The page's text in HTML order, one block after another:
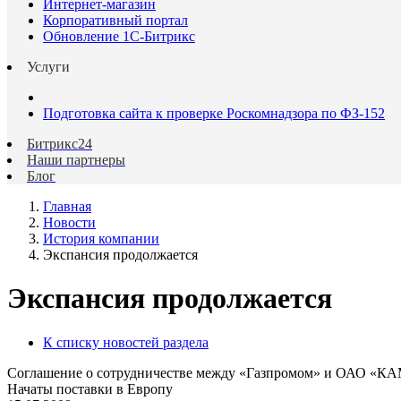
Интернет-магазин
Корпоративный портал
Обновление 1С-Битрикс
Услуги
Подготовка сайта к проверке Роскомнадзора по ФЗ-152
Битрикс24
Наши партнеры
Блог
Главная
Новости
История компании
Экспансия продолжается
Экспансия продолжается
К списку новостей раздела
Соглашение о сотрудничестве между «Газпромом» и ОАО
Начаты поставки в Европу